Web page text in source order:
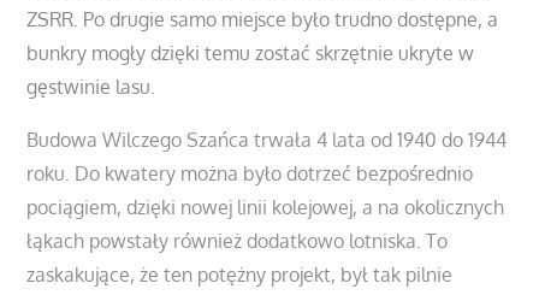
ZSRR. Po drugie samo miejsce było trudno dostępne, a
bunkry mogły dzięki temu zostać skrzętnie ukryte w
gęstwinie lasu.
Budowa Wilczego Szańca trwała 4 lata od 1940 do 1944
roku. Do kwatery można było dotrzeć bezpośrednio
pociągiem, dzięki nowej linii kolejowej, a na okolicznych
łąkach powstały również dodatkowo lotniska. To
zaskakujące, że ten potężny projekt, był tak pilnie